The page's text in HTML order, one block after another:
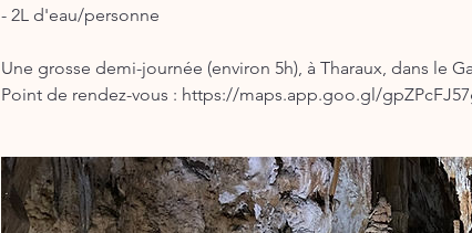
- 2L d'eau/personne
Une grosse demi-journée (environ 5h), à Tharaux, dans le
Point de rendez-vous : https://maps.app.goo.gl/